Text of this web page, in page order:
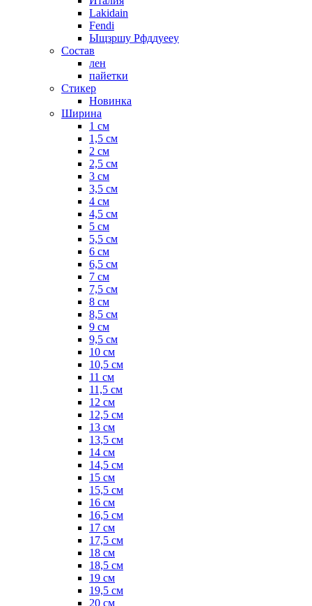
Lakidain
Fendi
Ыщзршу Рфддуееу
Состав
лен
пайетки
Стикер
Новинка
Ширина
1 см
1,5 см
2 см
2,5 см
3 см
3,5 см
4 см
4,5 см
5 см
5,5 см
6 см
6,5 см
7 см
7,5 см
8 см
8,5 см
9 см
9,5 см
10 см
10,5 см
11 см
11,5 см
12 см
12,5 см
13 см
13,5 см
14 см
14,5 см
15 см
15,5 см
16 см
16,5 см
17 см
17,5 см
18 см
18,5 см
19 см
19,5 см
20 см